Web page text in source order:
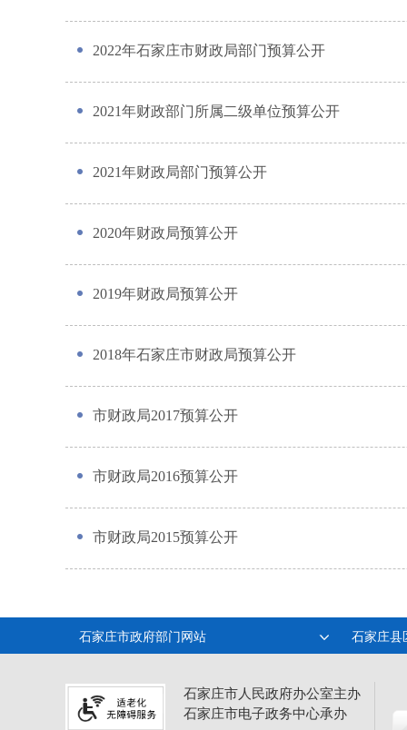
2022年石家庄市财政局部门预算公开
2021年财政部门所属二级单位预算公开
2021年财政局部门预算公开
2020年财政局预算公开
2019年财政局预算公开
2018年石家庄市财政局预算公开
市财政局2017预算公开
市财政局2016预算公开
市财政局2015预算公开